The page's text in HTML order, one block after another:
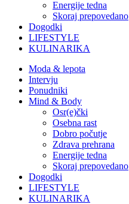
Energije tedna
Skoraj prepovedano
Dogodki
LIFESTYLE
KULINARIKA
Moda & lepota
Intervju
Ponudniki
Mind & Body
Osr(e)čki
Osebna rast
Dobro počutje
Zdrava prehrana
Energije tedna
Skoraj prepovedano
Dogodki
LIFESTYLE
KULINARIKA